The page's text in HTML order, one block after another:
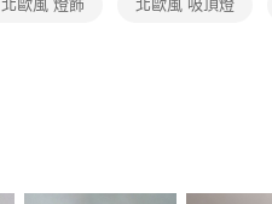
絡購買商品的店家。未經商家同意取
北歐風 燈飾 北歐風 吸頂燈